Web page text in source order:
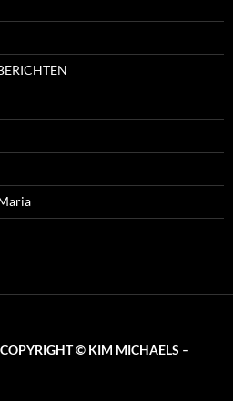
© KIM MICHAELS –